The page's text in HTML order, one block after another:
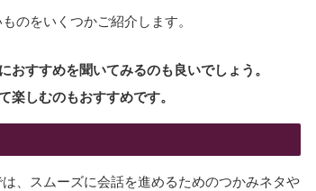
のをいくつかご紹介します。
すすめを聞いてみるのも良いでしょう。
しむのもおすすめです。
、スムーズに会話を進めるためのつかみネタや